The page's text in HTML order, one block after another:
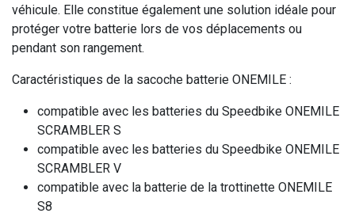
véhicule. Elle constitue également une solution idéale pour
protéger votre batterie lors de vos déplacements ou
pendant son rangement.
Caractéristiques de la sacoche batterie ONEMILE :
compatible avec les batteries du Speedbike ONEMILE
SCRAMBLER S
compatible avec les batteries du Speedbike ONEMILE
SCRAMBLER V
compatible avec la batterie de la trottinette ONEMILE
S8